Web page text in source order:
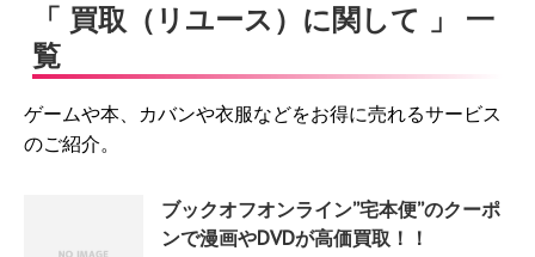
「 買取（リユース）に関して 」 一
覧
ゲームや本、カバンや衣服などをお得に売れるサービス
のご紹介。
ブックオフオンライン”宅本便”のクーポ
ンで漫画やDVDが高価買取！！